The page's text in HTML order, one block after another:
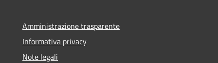
Amministrazione trasparente
Informativa privacy
Note legali